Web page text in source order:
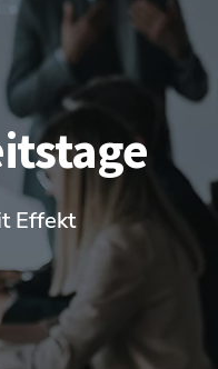
Effekt